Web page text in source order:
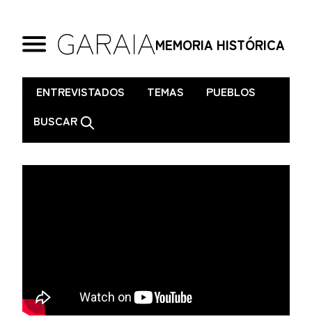
MEMORIA HISTÓRICA
. ENTREVISTADOS TEMAS
PUEBLOS
BUSCAR